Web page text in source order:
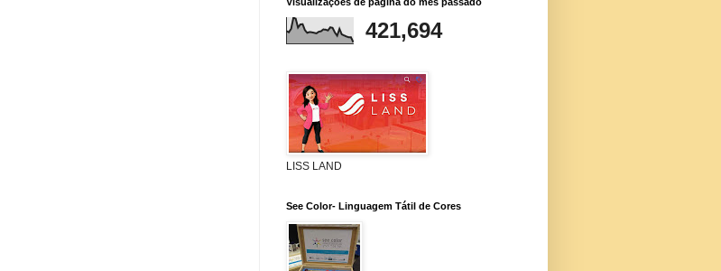
421,694
LISS LAND
See Color- Linguagem Tátil de Cores